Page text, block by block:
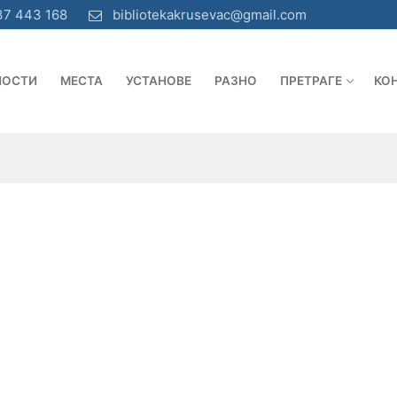
443 168 bibliotekakrusevac@gmail.com
МЕСТА УСТАНОВЕ РАЗНО ПРЕТРАГЕ